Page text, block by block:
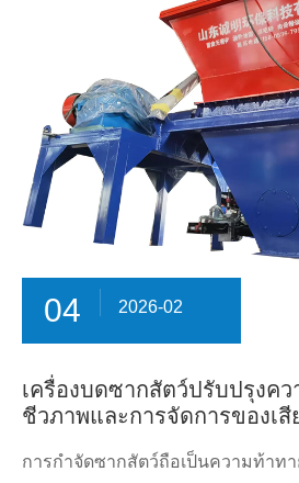
04 2026-02
เครื่องบดซากสัตว์ปรับปรุงค
ชีวภาพและการจัดการของเสี
การกำจัดซากสัตว์ถือเป็นความท้าท